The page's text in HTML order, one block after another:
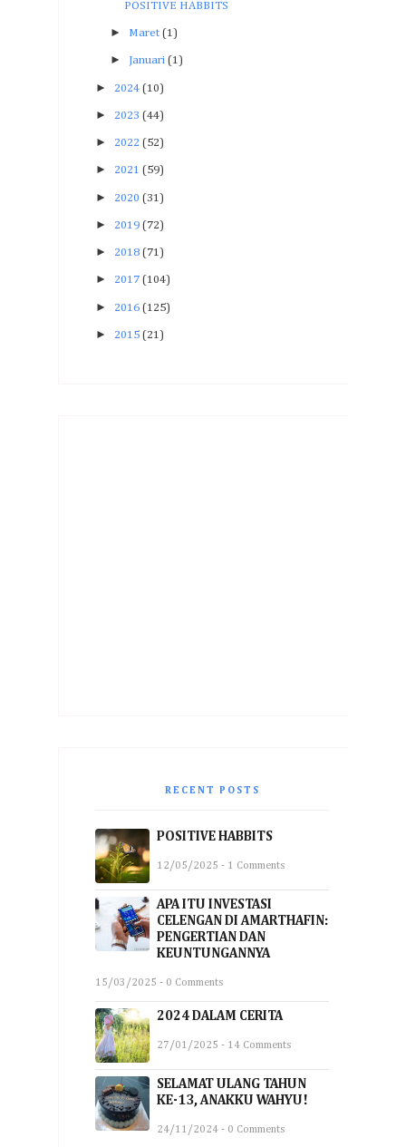
POSITIVE HABBITS
► Maret (1)
► Januari (1)
► 2024 (10)
► 2023 (44)
► 2022 (52)
► 2021 (59)
► 2020 (31)
► 2019 (72)
► 2018 (71)
► 2017 (104)
► 2016 (125)
► 2015 (21)
RECENT POSTS
POSITIVE HABBITS
12/05/2025 - 1 Comments
APA ITU INVESTASI
CELENGAN DI AMARTHAFIN:
PENGERTIAN DAN
KEUNTUNGANNYA
15/03/2025 - 0 Comments
2024 DALAM CERITA
27/01/2025 - 14 Comments
SELAMAT ULANG TAHUN
KE-13, ANAKKU WAHYU!
24/11/2024 - 0 Comments